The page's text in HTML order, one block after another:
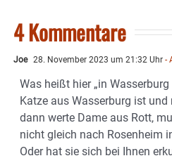
4 Kommentare
Joe 28. November 2023 um 21:32 Uhr -
Was heißt hier „in
Katze aus Wasserburg ist und
dann werte Dame aus Rott,
nicht gleich nach Rosenheim
Oder hat sie sich bei Ihnen